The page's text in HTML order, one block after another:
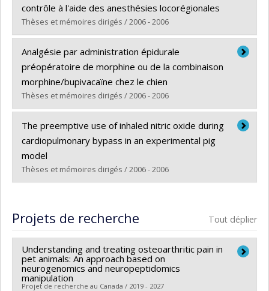
Diplôme obtenu :M. Sc.
Lien vers le document dans Papyrus
contrôle à l'aide des anesthésies locorégionales
Thèses et mémoires dirigés / 2006 - 2006
Diplômé(e) :Bussières, Geneviève
Cycle :Maîtrise
Diplôme obtenu :M. Sc.
Lien vers le document dans Papyrus
Analgésie par administration épidurale
préopératoire de morphine ou de la combinaison
morphine/bupivacaïne chez le chien
Thèses et mémoires dirigés / 2006 - 2006
Diplômé(e) :Kona-Boun, Jean-Jacques
Cycle :Maîtrise
Diplôme obtenu :
Lien vers le document dans Papyrus
The preemptive use of inhaled nitric oxide during
cardiopulmonary bypass in an experimental pig
model
Thèses et mémoires dirigés / 2006 - 2006
Cycle :Maîtrise
Diplôme obtenu :M. Sc.
Lien vers le document dans Papyrus
Projets de recherche Tout déplier
Understanding and treating osteoarthritic pain in
pet animals: An approach based on
neurogenomics and neuropeptidomics
manipulation
Projet de recherche au Canada / 2019 - 2027